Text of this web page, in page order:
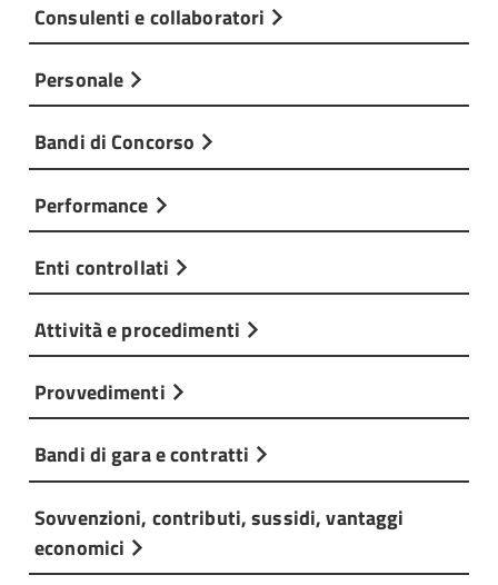
Consulenti e collaboratori
Personale
Bandi di Concorso
Performance
Enti controllati
Attività e procedimenti
Provvedimenti
Bandi di gara e contratti
Sovvenzioni, contributi, sussidi, vantaggi
economici